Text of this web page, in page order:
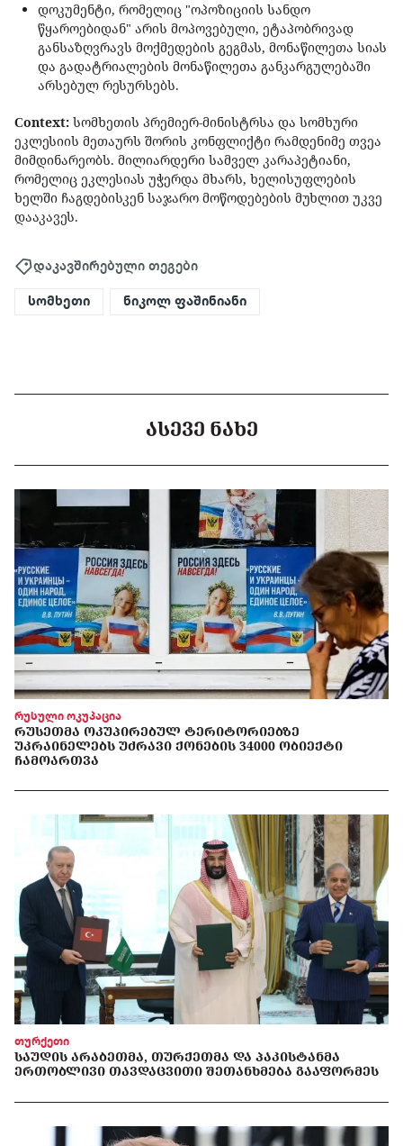
დოკუმენტი, რომელიც "ოპოზიციის სანდო
წყაროებიდან" არის მოპოვებული, ეტაპობრივად
განსაზღვრავს მოქმედების გეგმას, მონაწილეთა სიას
და გადატრიალების მონაწილეთა განკარგულებაში
არსებულ რესურსებს.
Сontext: სომხეთის პრემიერ-მინისტრსა და სომხური
ეკლესიის მეთაურს შორის კონფლიქტი რამდენიმე თვეა
მიმდინარეობს. მილიარდერი სამველ კარაპეტიანი,
რომელიც ეკლესიას უჭერდა მხარს, ხელისუფლების
ხელში ჩაგდებისკენ საჯარო მოწოდებების მუხლით უკვე
დააკავეს.
დაკავშირებული თეგები
სომხეთი ნიკოლ ფაშინიანი
ᲐᲡᲔᲕᲔ ᲜᲐᲮᲔ
რუსული ოკუპაცია
ᲠᲣᲡᲔᲗᲛᲐ ᲝᲙᲣᲞᲘᲠᲔᲑᲣᲚ ᲢᲔᲠᲘᲢᲝᲠᲘᲔᲑᲖᲔ
ᲣᲙᲠᲐᲘᲜᲔᲚᲔᲑᲡ ᲣᲫᲠᲐᲕᲘ ᲥᲝᲜᲔᲑᲘᲡ 34000 ᲝᲑᲘᲔᲥᲢᲘ
ᲩᲐᲛᲝᲐᲠᲗᲕᲐ
თურქეთი
ᲡᲐᲣᲓᲘᲡ ᲐᲠᲐᲑᲔᲗᲛᲐ, ᲗᲣᲠᲥᲔᲗᲛᲐ ᲓᲐ ᲞᲐᲙᲘᲡᲢᲐᲜᲛᲐ
ᲔᲠᲗᲝᲑᲚᲘᲕᲘ ᲗᲐᲕᲓᲐᲪᲕᲘᲗᲘ ᲨᲔᲗᲐᲜᲮᲛᲔᲑᲐ ᲒᲐᲐᲤᲝᲠᲛᲔᲡ